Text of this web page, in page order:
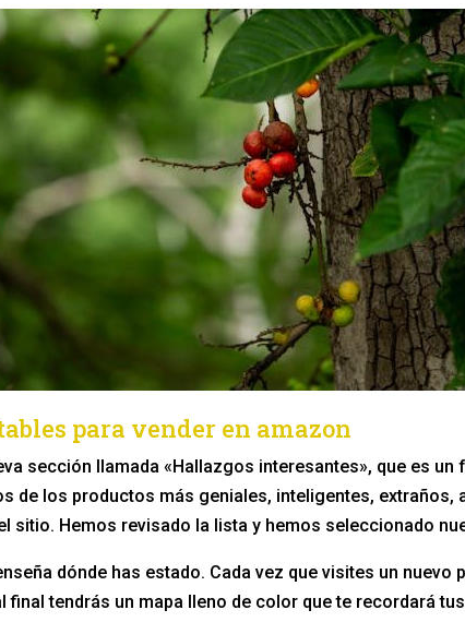
para vender en amazon
sección llamada «Hallazgos interesantes», que es un
de los productos más geniales, inteligentes, extraños,
sitio. Hemos revisado la lista y hemos seleccionado
dónde has estado. Cada vez que visites un nuevo
final tendrás un mapa lleno de color que te recordará